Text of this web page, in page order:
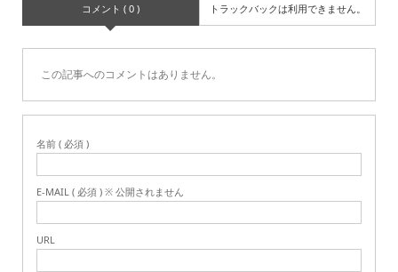
コメント ( 0 ) トラックバックは利用できません。
この記事へのコメントはありません。
名前 ( 必須 )
E-MAIL ( 必須 ) ※ 公開されません
URL